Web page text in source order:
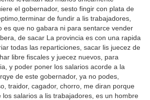
el gobernador, sesto fingir con plata de
de fundir a lis trabajadores,
es que no gabara ni para sentarce vender
de sacar La provincia es con una rapida
todas las reparticiones, sacar lis juecez de
libre fiscales y juecez nuevos, para
y poder poner los salarios acorde a la
de este gobernador, ya no podes,
traidor, cagador, chorro, me diran porque
los salarios a lis trabajadores, es un hombre